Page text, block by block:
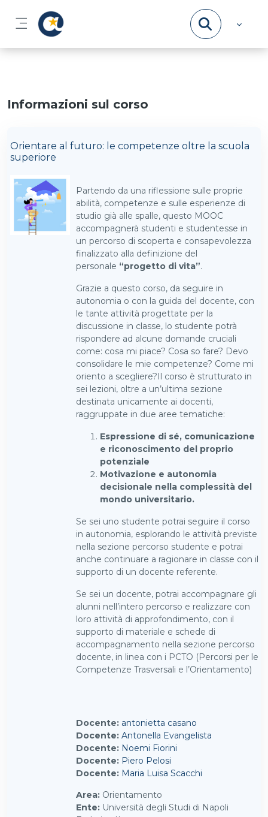
Pannello laterale
Informazioni sul corso
Orientare al futuro: le competenze oltre la scuola
superiore
Partendo da una riflessione sulle proprie
abilità, competenze e sulle esperienze di
studio già alle spalle, questo MOOC
accompagnerà studenti e studentesse in
un percorso di scoperta e consapevolezza
finalizzato alla definizione del
personale “progetto di vita”.
Grazie a questo corso, da seguire in
autonomia o con la guida del docente, con
le tante attività progettate per la
discussione in classe, lo studente potrà
rispondere ad alcune domande cruciali
come: cosa mi piace? Cosa so fare? Devo
consolidare le mie competenze? Come mi
oriento a scegliere?Il corso è strutturato in
sei lezioni, oltre a un’ultima sezione
destinata unicamente ai docenti,
raggruppate in due aree tematiche:
Espressione di sé, comunicazione
e riconoscimento del proprio
potenziale
Motivazione e autonomia
decisionale nella complessità del
mondo universitario.
Se sei uno studente potrai seguire il corso
in autonomia, esplorando le attività previste
nella sezione percorso studente e potrai
anche continuare a ragionare in classe con il
supporto di un docente referente.
Se sei un docente, potrai accompagnare gli
alunni nell’intero percorso e realizzare con
loro attività di approfondimento, con il
supporto di materiale e schede di
accompagnamento nella sezione percorso
docente, in linea con i PCTO (Percorsi per le
Competenze Trasversali e l’Orientamento)
Docente: antonietta casano
Docente: Antonella Evangelista
Docente: Noemi Fiorini
Docente: Piero Pelosi
Docente: Maria Luisa Scacchi
Area: Orientamento
Ente: Università degli Studi di Napoli